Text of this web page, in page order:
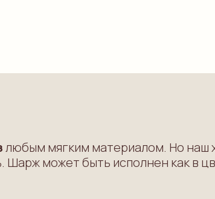
любым мягким материалом. Но наш
Шарж может быть исполнен как в